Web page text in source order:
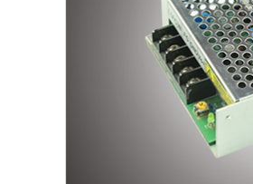
封装尺寸（mm） 不限
不限